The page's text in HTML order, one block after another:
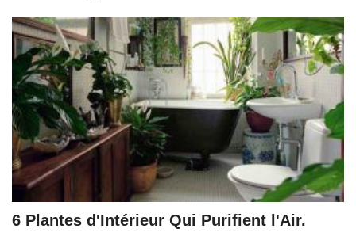
6 Plantes d'Intérieur Qui Purifient l'Air.